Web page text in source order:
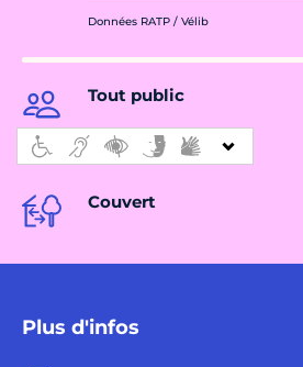
Données RATP / Vélib
Tout public
Couvert
Plus d'infos